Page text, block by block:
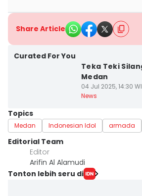
Share Article
Curated For You
Teka Teki
Medan
04 Jul 2025, 14:30
News
Topics
Medan Indonesian Idol armada
Editorial Team
Editor
Arifin Al Alamudi
Tonton lebih seru di